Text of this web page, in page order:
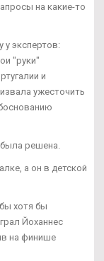
на какие-то
экспертов:
"руки"
и
ужесточить
решена.
а он в детской
хотя бы
Йоханнес
на финише